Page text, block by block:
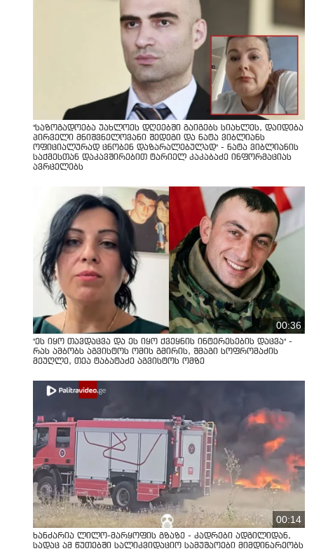
"საზოგადოება უახლოეს დღეებში გაიგებს სიახლეს, დაიდება
პირველი მნიშვნელოვანი შედეგი და ნატა ვიბლიანს
ოფიციალურად ცნობენ დაზარალებულად" - ნატა ვიბლიანის
საქმესთან დაკავშირებით ტარიელ კაკაბაძე ინფორმაციას
ავრცელებს
00:36
"ეს იყო თავდაცვა და ეს იყო ქვეყნის ინტერესების დაცვა" -
რას ამბობს აგვისტოს ომის გმირის, შმაგი სოფრომაძის
მეუღლე, თეა ტაბატაძე აგვისტოს ომზე
00:14
ხანძარია ლილო-მარყოფის გზაზე - კადრები ადგილიდან,
სადაც ამ წუთებში სალიკვიდაციო სამუშაოები მიმდინარეობს